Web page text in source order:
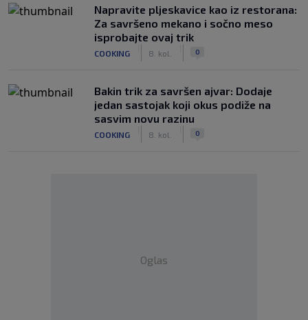
Napravite pljeskavice kao iz restorana:
Za savršeno mekano i sočno meso
isprobajte ovaj trik
COOKING 8. kol. 0
Bakin trik za savršen ajvar: Dodaje
jedan sastojak koji okus podiže na
sasvim novu razinu
COOKING 8. kol. 0
Oglas